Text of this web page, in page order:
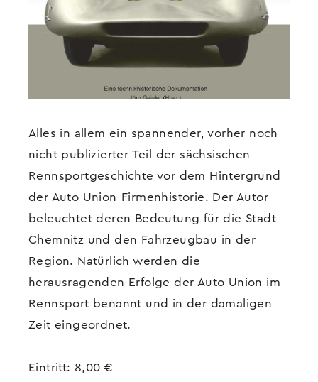
Alles in allem ein spannender, vorher noch
nicht publizierter Teil der sächsischen
Rennsportgeschichte vor dem Hintergrund
der Auto Union-Firmenhistorie. Der Autor
beleuchtet deren Bedeutung für die Stadt
Chemnitz und den Fahrzeugbau in der
Region. Natürlich werden die
herausragenden Erfolge der Auto Union im
Rennsport benannt und in der damaligen
Zeit eingeordnet.
Eintritt: 8,00 €